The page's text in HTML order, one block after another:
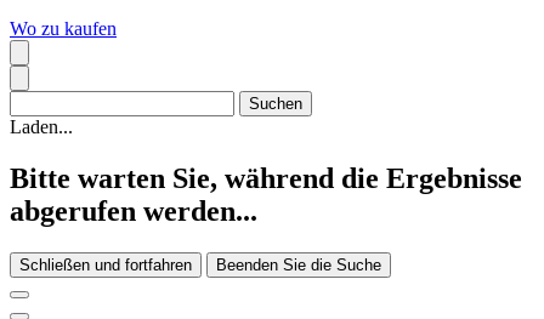
Wo zu kaufen
Laden...
Bitte warten Sie, während die Ergebnisse
abgerufen werden...
Schließen und fortfahren Beenden Sie die Suche